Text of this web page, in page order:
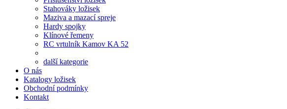
Stahováky ložisek
Maziva a mazací spreje
Hardy spojky
Klínové řemeny
RC vrtulník Kamov KA 52
další kategorie
O nás
Katalogy ložisek
Obchodní podmínky
Kontakt